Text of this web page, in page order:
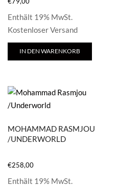
Enthält 19% MwSt.
Kostenloser Versand
IN DEN WARENKORB
MOHAMMAD RASMJOU
/UNDERWORLD
€258,00
Enthält 19% MwSt.